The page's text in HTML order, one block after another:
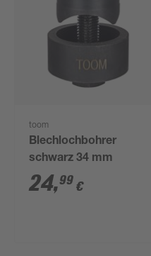
toom
Blechlochbohrer
schwarz 34 mm
24,99 €